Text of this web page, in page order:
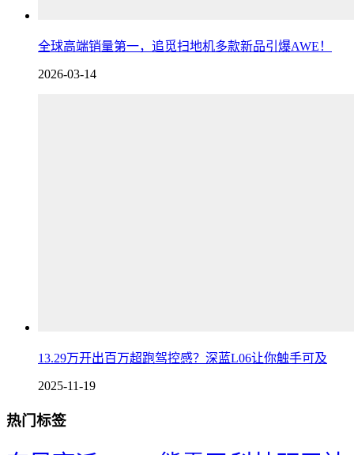
全球高端销量第一，追觅扫地机多款新品引爆AWE！
2026-03-14
13.29万开出百万超跑驾控感？深蓝L06让你触手可及
2025-11-19
热门标签